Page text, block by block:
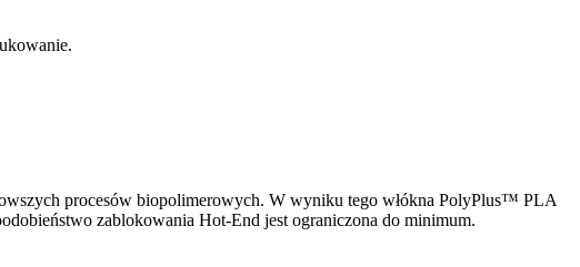
procesów biopolimerowych. W wyniku tego włókna PolyPlus™ PLA
zablokowania Hot-End jest ograniczona do minimum.